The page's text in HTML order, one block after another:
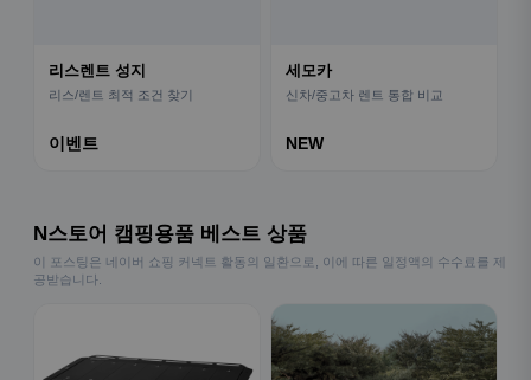
리스렌트 성지
리스/렌트 최적 조건 찾기
이벤트
세모카
신차/중고차 렌트 통합 비교
NEW
N스토어 캠핑용품 베스트 상품
이 포스팅은 네이버 쇼핑 커넥트 활동의 일환으로, 이에 따른 일정액의 수수료를 제
공받습니다.